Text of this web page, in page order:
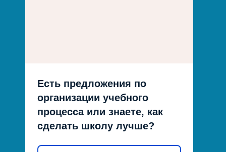
Есть предложения по
организации учебного
процесса или знаете, как
сделать школу лучше?